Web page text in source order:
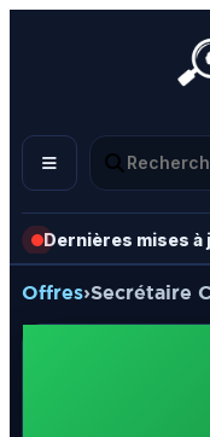
Dernières mises à
Offres›Secrétaire